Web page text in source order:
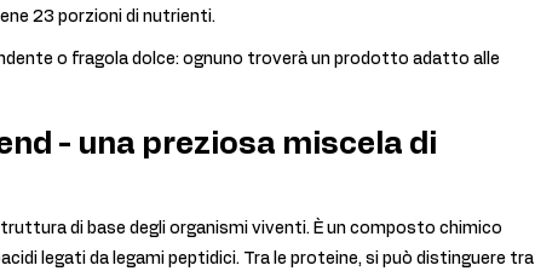
23 porzioni di nutrienti.
o fragola dolce: ognuno troverà un prodotto adatto alle
- una preziosa miscela di
di base degli organismi viventi. È un composto chimico
legati da legami peptidici. Tra le proteine, si può distinguere tra